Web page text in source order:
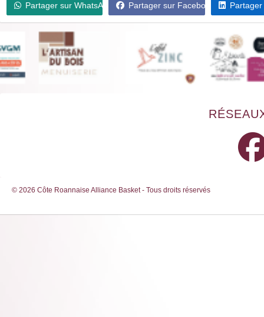
Partager sur WhatsApp Partager sur Facebook
© 2026 Côte Roannaise Alliance Basket - Tous droits réservés